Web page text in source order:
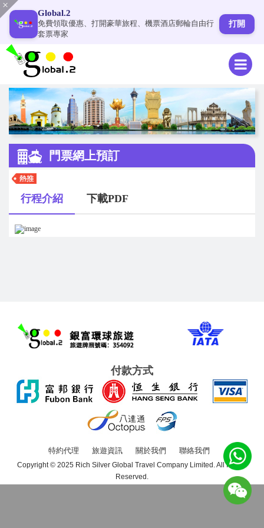
Global.2
免費領取優惠、打開豪華旅程、機票酒店郵輪自由行
套票專家
打開
門票網上預訂
行程介紹 下載PDF
付款方式
特約代理 旅遊資訊 關於我們 聯絡我們
Copyright © 2025 Rich Silver Global Travel Company Limited. All Rights
Reserved.